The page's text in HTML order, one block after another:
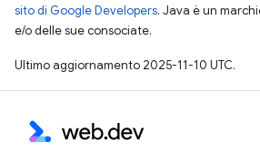
sito di Google Developers. Java è un
e/o delle sue consociate.
Ultimo aggiornamento 2025-11-10 UTC.